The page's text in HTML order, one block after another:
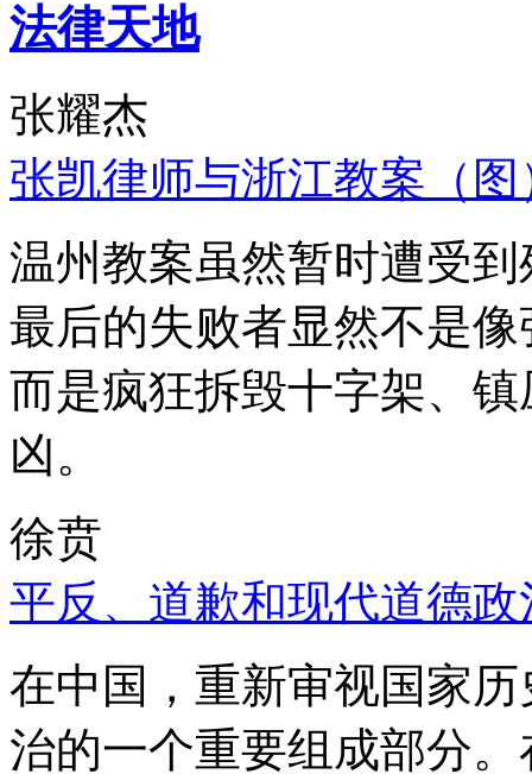
法律天地
张耀杰
张凯律师与浙江教案（图
温州教案虽然暂时遭受
最后的失败者显然不是
而是疯狂拆毁十字架、
凶。
徐贲
平反、道歉和现代道德政
在中国，重新审视国家
治的一个重要组成部分